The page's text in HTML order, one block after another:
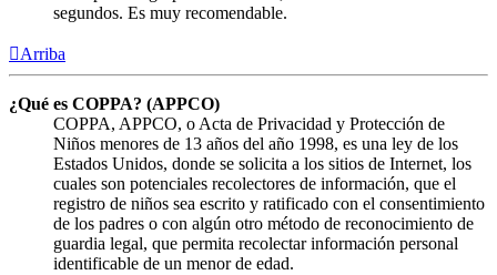
segundos. Es muy recomendable.
Arriba
¿Qué es COPPA? (APPCO)
COPPA, APPCO, o Acta de Privacidad y Protección de
Niños menores de 13 años del año 1998, es una ley de los
Estados Unidos, donde se solicita a los sitios de Internet, los
cuales son potenciales recolectores de información, que el
registro de niños sea escrito y ratificado con el consentimiento
de los padres o con algún otro método de reconocimiento de
guardia legal, que permita recolectar información personal
identificable de un menor de edad.